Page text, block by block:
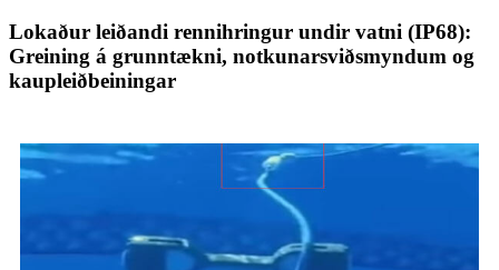
Lokaður leiðandi rennihringur undir vatni (IP68):
Greining á grunntækni, notkunarsviðsmyndum og
kaupleiðbeiningar